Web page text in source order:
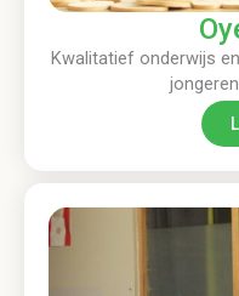
Kwalitatief onderwijs